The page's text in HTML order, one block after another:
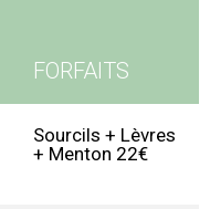
FORFAITS
Sourcils + Lèvres
+ Menton 22€